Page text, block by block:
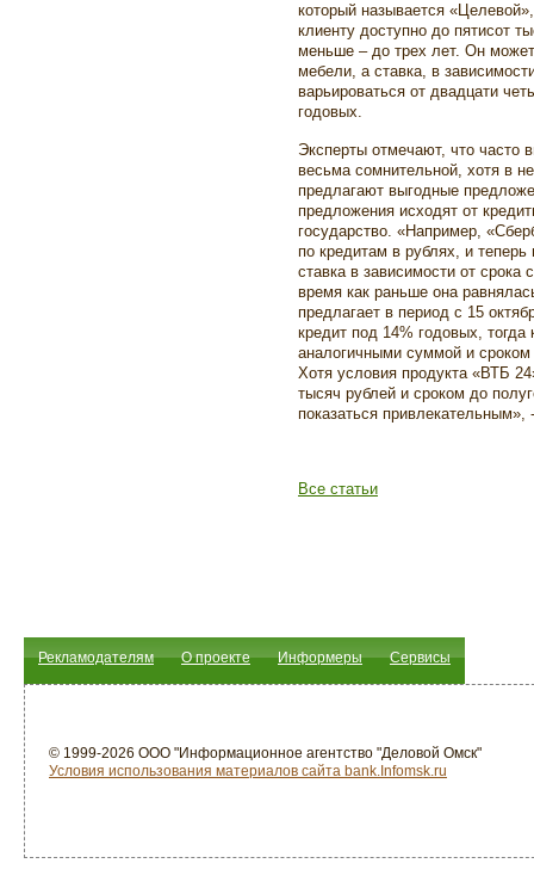
который называется
клиенту доступно до пятисот
меньше – до трех лет. Он
мебели, а ставка, в
варьироваться от двадцати
годовых.
Эксперты отмечают, что часто
весьма сомнительной, хотя в
предлагают выгодные
предложения исходят от
государство. «Например,
по кредитам в рублях, и
ставка в зависимости от
время как раньше она
предлагает в период с 15
кредит под 14% годовых, тогда
аналогичными суммой и
Хотя условия продукта «ВТБ
тысяч рублей и сроком до
показаться
Все статьи
Рекламодателям О проекте Информеры Сервисы
© 1999-2026 ООО "Информационное агентство "Деловой Омск"
Условия использования материалов сайта bank.Infomsk.ru